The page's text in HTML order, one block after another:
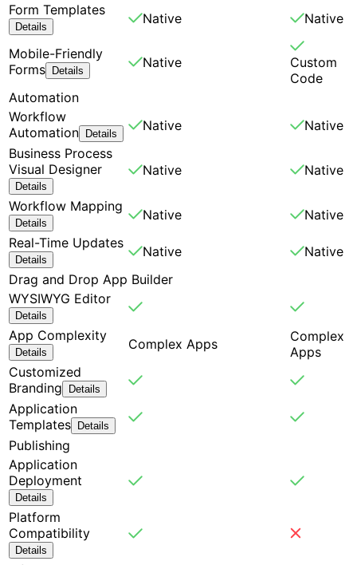
Form Templates
Details
Native Native
Mobile-Friendly
Forms Details
Native
Custom
Code
Automation
Workflow
Automation Details
Native
Native
Business Process
Visual Designer
Details
Native Native
Workflow Mapping
Details
Native
Native
Real-Time Updates
Details
Native
Native
Drag and Drop App Builder
WYSIWYG Editor
Details
App Complexity
Details
Complex Apps
Complex
Apps
Customized
Branding
Details
Application
Templates Details
Publishing
Application
Deployment
Details
Platform
Compatibility
Details